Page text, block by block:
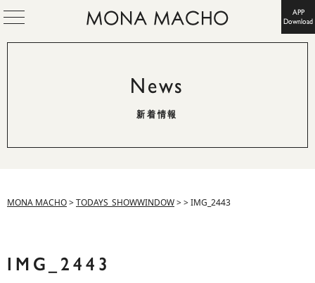
APP
Download
News
新着情報
MONA MACHO>TODAYS_SHOWWINDOW>>IMG_2443
IMG_2443